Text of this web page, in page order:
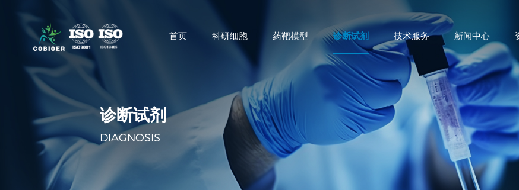
首页 科研细胞 药靶模型 诊断试剂 技术服务 新闻中心
诊断试剂
DIAGNOSIS